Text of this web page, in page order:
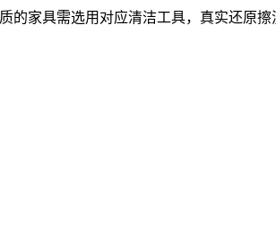
的家具需选用对应清洁工具，真实还原擦